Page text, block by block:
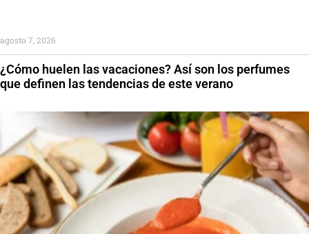
¿Cómo huelen las vacaciones? Así son los perfumes
que definen las tendencias de este verano
agosto 7, 2026